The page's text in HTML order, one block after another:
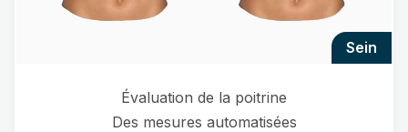
sein
Évaluation de la poitrine
Des mesures automatisées